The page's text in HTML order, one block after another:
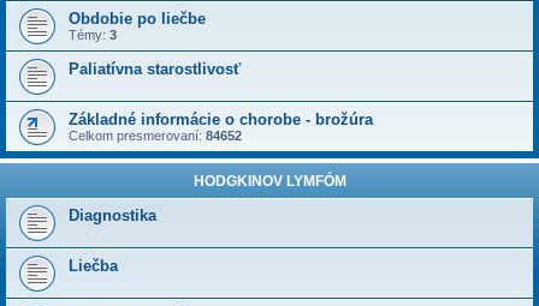
Obdobie po liečbe
Témy: 3
Paliatívna starostlivosť
Základné informácie o chorobe - brožúra
Celkom presmerovaní: 84652
HODGKINOV LYMFÓM
Diagnostika
Liečba